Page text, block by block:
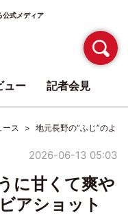
公式メディア
ース 地元長野の“ふじ”のよ
2026-06-13 05:03
に甘くて爽や
アショット
ュー 記者会見